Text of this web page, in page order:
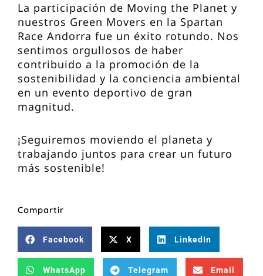
La participación de Moving the Planet y
nuestros Green Movers en la Spartan
Race Andorra fue un éxito rotundo. Nos
sentimos orgullosos de haber
contribuido a la promoción de la
sostenibilidad y la conciencia ambiental
en un evento deportivo de gran
magnitud.
¡Seguiremos moviendo el planeta y
trabajando juntos para crear un futuro
más sostenible!
Compartir
Facebook X LinkedIn
WhatsApp Telegram Email